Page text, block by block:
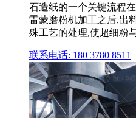
石造纸的一个关键流程
雷蒙磨粉机加工之后,出
殊工艺的处理,使超细粉
联系电话: 180 3780 8511